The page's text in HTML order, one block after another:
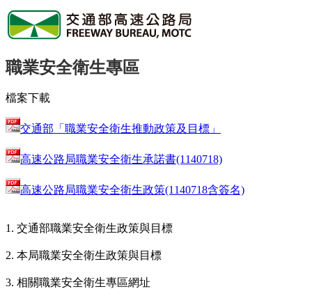
職業安全衛生專區
檔案下載
交通部「職業安全衛生推動政策及目標」
高速公路局職業安全衛生承諾書(1140718)
高速公路局職業安全衛生政策(1140718含簽名)
1. 交通部職業安全衛生政策與目標
2. 本局職業安全衛生政策與目標
3. 相關職業安全衛生專區網址